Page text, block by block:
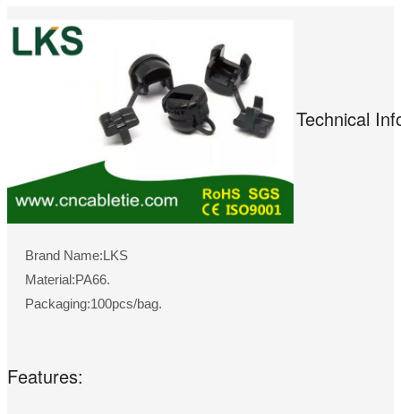
Technical
Brand Name:LKS
Material:PA66.
Packaging:100pcs/bag.
Features: